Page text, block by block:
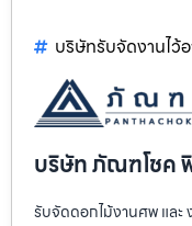
บริษัทรับจัดงานไว้
บริษัท ภัณฑโชค
รับจัดดอกไม้งานศพ และ